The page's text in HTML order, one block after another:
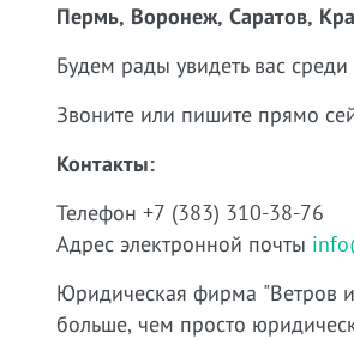
Пермь, Воронеж, Саратов,
Будем рады увидеть вас
Звоните или пишите прямо
Контакты:
Телефон +7 (383) 310-38-76
Адрес электронной почты
Юридическая фирма "Ветров
больше, чем просто